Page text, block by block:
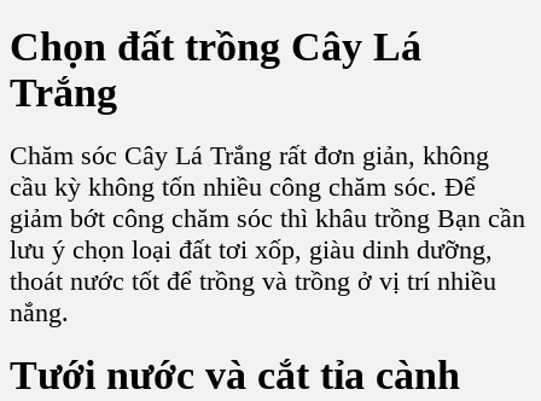
Chọn đất trồng Cây Lá
Trắng
Chăm sóc Cây Lá Trắng rất đơn giản, không
cầu kỳ không tốn nhiều công chăm sóc. Để
giảm bớt công chăm sóc thì khâu trồng Bạn cần
lưu ý chọn loại đất tơi xốp, giàu dinh dưỡng,
thoát nước tốt để trồng và trồng ở vị trí nhiều
nắng.
Tưới nước và cắt tỉa cành